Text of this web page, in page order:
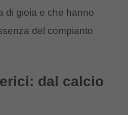
di gioia e che hanno
del compianto
dal calcio